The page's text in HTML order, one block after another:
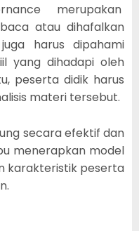
merupakan
atau dihafalkan
harus dipahami
yang dihadapi oleh
peserta didik harus
materi tersebut.
secara efektif dan
menerapkan model
karakteristik peserta